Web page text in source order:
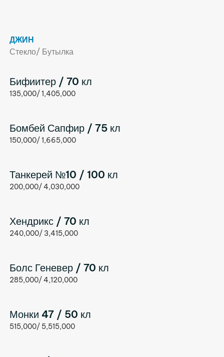
ДЖИН
Стекло/ Бутылка
Бифиитер / 70 кл
135,000/ 1,405,000
Бомбей Сапфир / 75 кл
150,000/ 1,665,000
Танкерей №10 / 100 кл
200,000/ 4,030,000
Хендрикс / 70 кл
240,000/ 3,415,000
Болс Геневер / 70 кл
285,000/ 4,120,000
Монки 47 / 50 кл
515,000/ 5,515,000